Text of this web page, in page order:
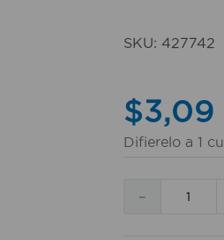
SKU: 427742
$3,09
Difierelo a 1
－